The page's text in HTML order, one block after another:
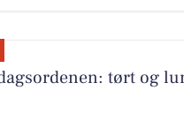
tørt og